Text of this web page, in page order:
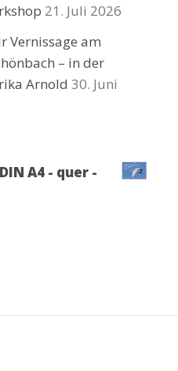
21. Juli 2026
Vernissage am
Arnold 30. Juni
A4 - quer -